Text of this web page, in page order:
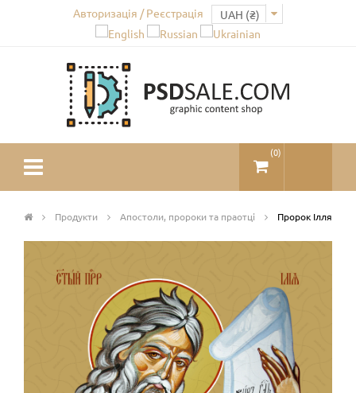
Авторизація / Реєстрація
(0)
Продукти Апостоли, пророки та праотці Пророк Ілля